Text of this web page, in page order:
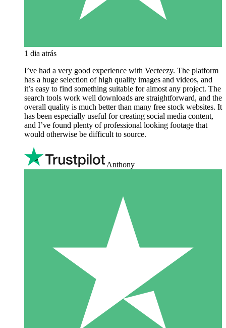
1 dia atrás
I’ve had a very good experience with Vecteezy. The platform
has a huge selection of high quality images and videos, and
it’s easy to find something suitable for almost any project. The
search tools work well downloads are straightforward, and the
overall quality is much better than many free stock websites. It
has been especially useful for creating social media content,
and I’ve found plenty of professional looking footage that
would otherwise be difficult to source.
Anthony